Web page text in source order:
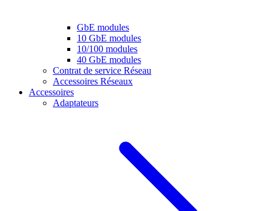
GbE modules
10 GbE modules
10/100 modules
40 GbE modules
Contrat de service Réseau
Accessoires Réseaux
Accessoires
Adaptateurs